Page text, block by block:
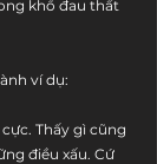
khổ đau thất
ví dụ:
Thấy gì cũng
điều xấu. Cứ